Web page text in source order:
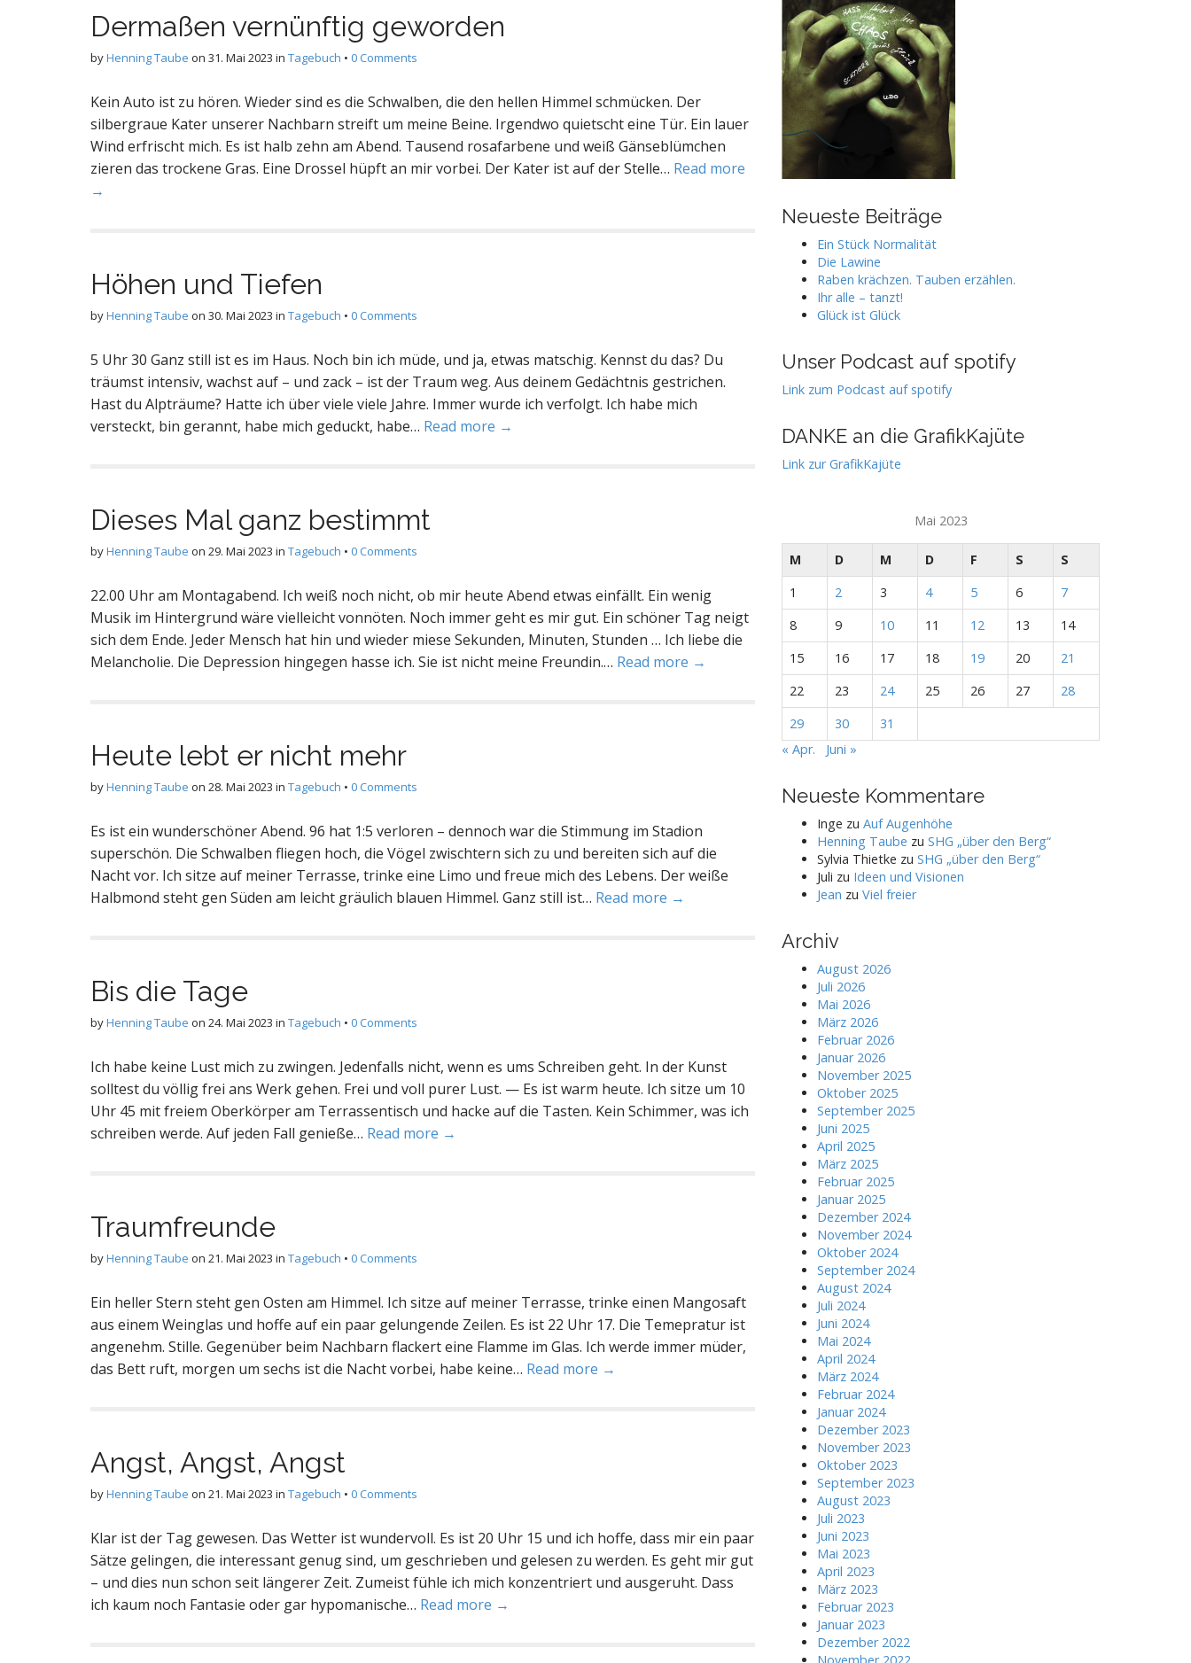
Dermaßen vernünftig geworden
byHenning Taube on 31. Mai 2023 in Tagebuch • 0 Comments
Kein Auto ist zu hören. Wieder sind es die Schwalben, die den hellen Himmel schmücken. Der
silbergraue Kater unserer Nachbarn streift um meine Beine. Irgendwo quietscht eine Tür. Ein lauer
Wind erfrischt mich. Es ist halb zehn am Abend. Tausend rosafarbene und weiß Gänseblümchen
zieren das trockene Gras. Eine Drossel hüpft an mir vorbei. Der Kater ist auf der Stelle… Read more
→
Höhen und Tiefen
byHenning Taube on 30. Mai 2023 in Tagebuch • 0 Comments
5 Uhr 30 Ganz still ist es im Haus. Noch bin ich müde, und ja, etwas matschig. Kennst du das? Du
träumst intensiv, wachst auf – und zack – ist der Traum weg. Aus deinem Gedächtnis gestrichen.
Hast du Alpträume? Hatte ich über viele viele Jahre. Immer wurde ich verfolgt. Ich habe mich
versteckt, bin gerannt, habe mich geduckt, habe… Read more →
Dieses Mal ganz bestimmt
byHenning Taube on 29. Mai 2023 in Tagebuch • 0 Comments
22.00 Uhr am Montagabend. Ich weiß noch nicht, ob mir heute Abend etwas einfällt. Ein wenig
Musik im Hintergrund wäre vielleicht vonnöten. Noch immer geht es mir gut. Ein schöner Tag neigt
sich dem Ende. Jeder Mensch hat hin und wieder miese Sekunden, Minuten, Stunden … Ich liebe die
Melancholie. Die Depression hingegen hasse ich. Sie ist nicht meine Freundin.… Read more →
Heute lebt er nicht mehr
byHenning Taube on 28. Mai 2023 in Tagebuch • 0 Comments
Es ist ein wunderschöner Abend. 96 hat 1:5 verloren – dennoch war die Stimmung im Stadion
superschön. Die Schwalben fliegen hoch, die Vögel zwischtern sich zu und bereiten sich auf die
Nacht vor. Ich sitze auf meiner Terrasse, trinke eine Limo und freue mich des Lebens. Der weiße
Halbmond steht gen Süden am leicht gräulich blauen Himmel. Ganz still ist… Read more →
Bis die Tage
byHenning Taube on 24. Mai 2023 in Tagebuch • 0 Comments
Ich habe keine Lust mich zu zwingen. Jedenfalls nicht, wenn es ums Schreiben geht. In der Kunst
solltest du völlig frei ans Werk gehen. Frei und voll purer Lust. — Es ist warm heute. Ich sitze um 10
Uhr 45 mit freiem Oberkörper am Terrassentisch und hacke auf die Tasten. Kein Schimmer, was ich
schreiben werde. Auf jeden Fall genieße… Read more →
Traumfreunde
byHenning Taube on 21. Mai 2023 in Tagebuch • 0 Comments
Ein heller Stern steht gen Osten am Himmel. Ich sitze auf meiner Terrasse, trinke einen Mangosaft
aus einem Weinglas und hoffe auf ein paar gelungende Zeilen. Es ist 22 Uhr 17. Die Temepratur ist
angenehm. Stille. Gegenüber beim Nachbarn flackert eine Flamme im Glas. Ich werde immer müder,
das Bett ruft, morgen um sechs ist die Nacht vorbei, habe keine… Read more →
Angst, Angst, Angst
byHenning Taube on 21. Mai 2023 in Tagebuch • 0 Comments
Klar ist der Tag gewesen. Das Wetter ist wundervoll. Es ist 20 Uhr 15 und ich hoffe, dass mir ein paar
Sätze gelingen, die interessant genug sind, um geschrieben und gelesen zu werden. Es geht mir gut
– und dies nun schon seit längerer Zeit. Zumeist fühle ich mich konzentriert und ausgeruht. Dass
ich kaum noch Fantasie oder gar hypomanische… Read more →
Neueste Beiträge
Ein Stück Normalität
Die Lawine
Raben krächzen. Tauben erzählen.
Ihr alle – tanzt!
Glück ist Glück
Unser Podcast auf spotify
Link zum Podcast auf spotify
DANKE an die GrafikKajüte
Link zur GrafikKajüte
Mai 2023
M D M D F S
S
1
2 3 4 5 6
7
8
9 10 11 12 13
14
15
16 17 18 19 20
21
22
23 24 25 26 27
28
29
30
31
« Apr.
Juni »
Neueste Kommentare
Inge zu Auf Augenhöhe
Henning Taube zu SHG „über den Berg“
Sylvia Thietke zu SHG „über den Berg“
Juli zu Ideen und Visionen
Jean zu Viel freier
Archiv
August 2026
Juli 2026
Mai 2026
März 2026
Februar 2026
Januar 2026
November 2025
Oktober 2025
September 2025
Juni 2025
April 2025
März 2025
Februar 2025
Januar 2025
Dezember 2024
November 2024
Oktober 2024
September 2024
August 2024
Juli 2024
Juni 2024
Mai 2024
April 2024
März 2024
Februar 2024
Januar 2024
Dezember 2023
November 2023
Oktober 2023
September 2023
August 2023
Juli 2023
Juni 2023
Mai 2023
April 2023
März 2023
Februar 2023
Januar 2023
Dezember 2022